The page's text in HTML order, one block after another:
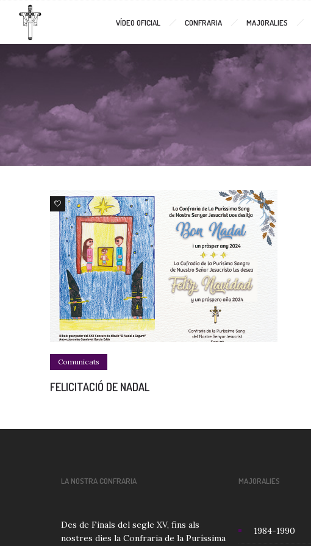
VÍDEO OFICIAL CONFRARIA MAJORALIES
0
Comunicats
FELICITACIÓ DE NADAL
LA NOSTRA CONFRARIA
Des de Finals del segle XV, fins als
nostres dies la Confraria de la Puríssima
MAJORALIES
1984-1990